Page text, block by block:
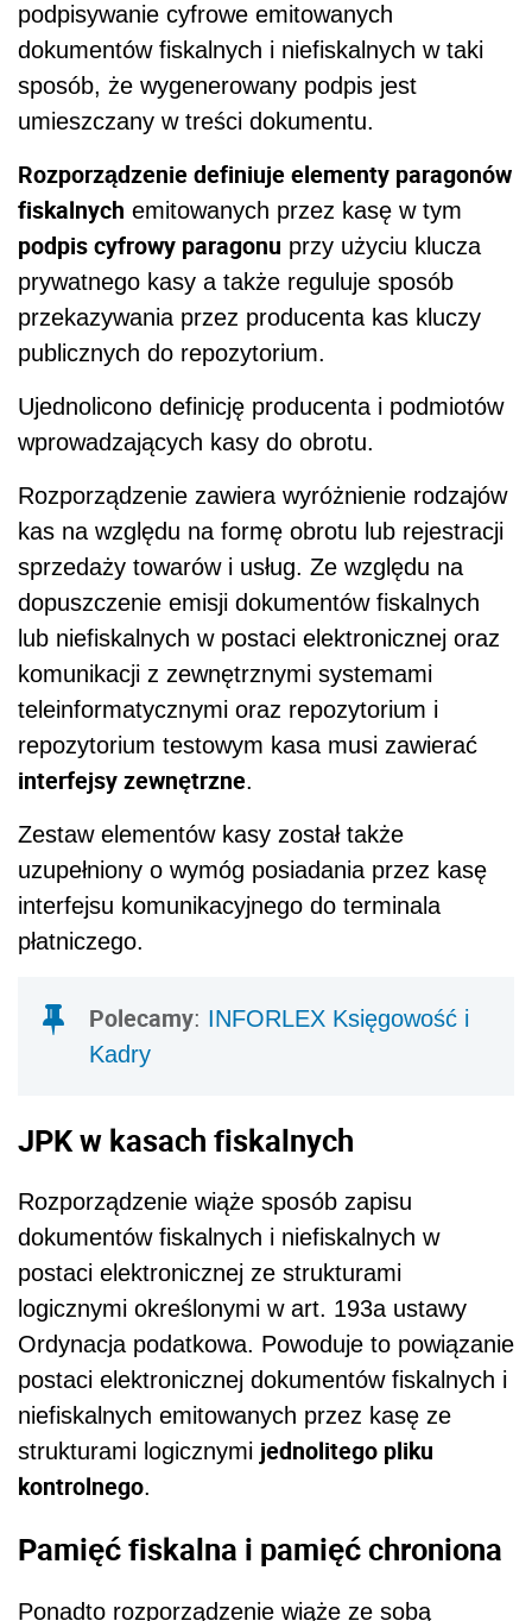
podpisywanie cyfrowe emitowanych
dokumentów fiskalnych i niefiskalnych w taki
sposób, że wygenerowany podpis jest
umieszczany w treści dokumentu.
Rozporządzenie definiuje elementy paragonów
fiskalnych emitowanych przez kasę w tym
podpis cyfrowy paragonu przy użyciu klucza
prywatnego kasy a także reguluje sposób
przekazywania przez producenta kas kluczy
publicznych do repozytorium.
Ujednolicono definicję producenta i podmiotów
wprowadzających kasy do obrotu.
Rozporządzenie zawiera wyróżnienie rodzajów
kas na względu na formę obrotu lub rejestracji
sprzedaży towarów i usług. Ze względu na
dopuszczenie emisji dokumentów fiskalnych
lub niefiskalnych w postaci elektronicznej oraz
komunikacji z zewnętrznymi systemami
teleinformatycznymi oraz repozytorium i
repozytorium testowym kasa musi zawierać
interfejsy zewnętrzne.
Zestaw elementów kasy został także
uzupełniony o wymóg posiadania przez kasę
interfejsu komunikacyjnego do terminala
płatniczego.
Polecamy: INFORLEX Księgowość i
Kadry
JPK w kasach fiskalnych
Rozporządzenie wiąże sposób zapisu
dokumentów fiskalnych i niefiskalnych w
postaci elektronicznej ze strukturami
logicznymi określonymi w art. 193a ustawy
Ordynacja podatkowa. Powoduje to powiązanie
postaci elektronicznej dokumentów fiskalnych i
niefiskalnych emitowanych przez kasę ze
strukturami logicznymi jednolitego pliku
kontrolnego.
Pamięć fiskalna i pamięć chroniona
Ponadto rozporządzenie wiąże ze sobą